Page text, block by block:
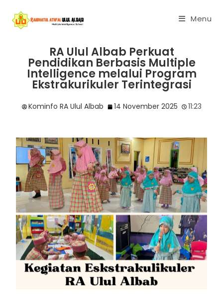
Menu
RA Ulul Albab Perkuat
Pendidikan Berbasis Multiple
Intelligence melalui Program
Ekstrakurikuler Terintegrasi
Kominfo RA Ulul Albab 14 November 2025 11:23